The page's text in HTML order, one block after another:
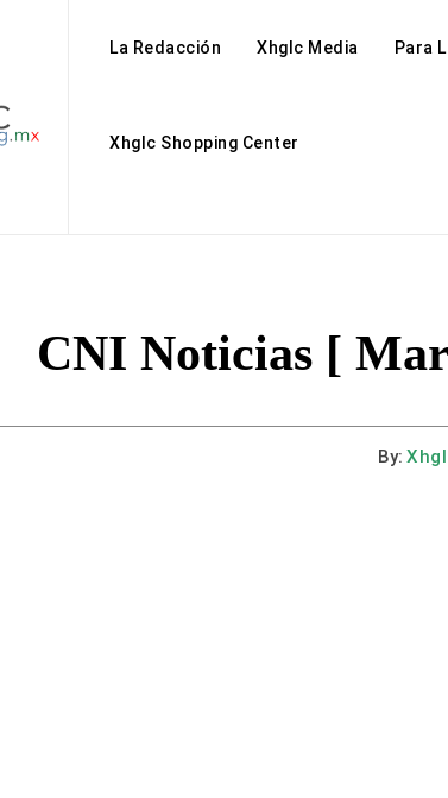
La Redacción Xhglc Media Para
Xhglc Shopping Center
CNI Noticias [
By: